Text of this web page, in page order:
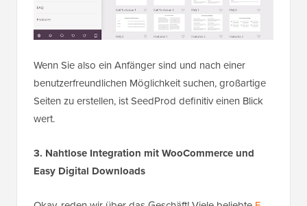
Wenn Sie also ein Anfänger sind und nach einer
benutzerfreundlichen Möglichkeit suchen, großartige
Seiten zu erstellen, ist SeedProd definitiv einen Blick
wert.
3. Nahtlose Integration mit WooCommerce und
Easy Digital Downloads